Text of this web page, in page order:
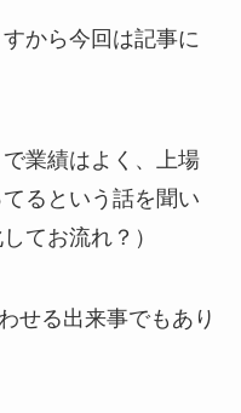
から今回は記事に
業績はよく、上場
るという話を聞い
てお流れ？）
せる出来事でもあり